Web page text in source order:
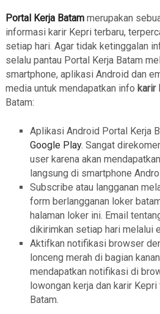
Portal Kerja Batammerupakan
informasi karir Kepri terbaru,
setiap hari. Agar tidak ketinggalan
selalu pantau Portal Kerja Batam
smartphone, aplikasi Android dan
media untuk mendapatkan info karir
Batam:
Aplikasi Android Portal Kerja
Google Play. Sangat
user karena akan
langsung di smartphone
Subscribe atau langganan
form berlangganan loker
halaman loker ini. Email
dikirimkan setiap hari melalui
Aktifkan notifikasi browser
lonceng merah di bagian
mendapatkan notifikasi di
lowongan kerja dan karir
Batam.